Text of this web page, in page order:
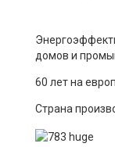
домов и
60 лет на
Страна